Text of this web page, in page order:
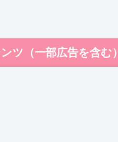
ツ（一部広告を含む